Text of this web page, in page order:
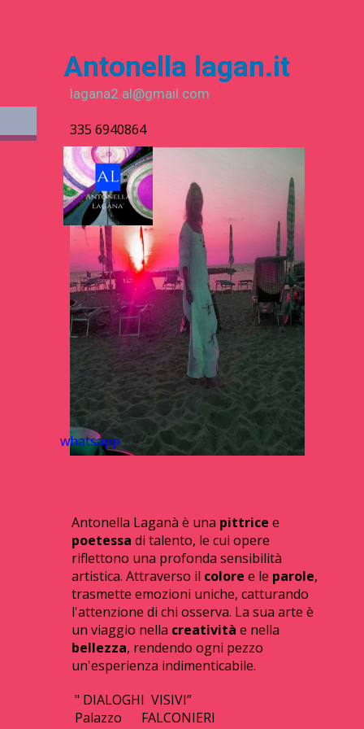
Antonella lagan.it
lagana2.al@gmail.com
whatsapp
335 6940864
Antonella Laganà è una pittrice e
poetessa di talento, le cui opere
riflettono una profonda sensibilità
artistica. Attraverso il colore e le parole,
trasmette emozioni uniche, catturando
l'attenzione di chi osserva. La sua arte è
un viaggio nella creatività e nella
bellezza, rendendo ogni pezzo
un'esperienza indimenticabile.
" DIALOGHI VISIVI”
Palazzo FALCONIERI